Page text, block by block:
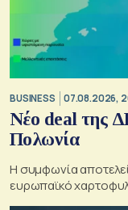
BUSINESS 07.08.2026,
Νέο deal της
Πολωνία
Η συμφωνία
ευρωπαϊκό